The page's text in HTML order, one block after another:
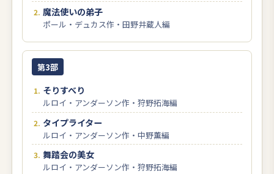
魔法使いの弟子
ポール・デュカス作・田野井蔵人編
第3部
そりすべり
ルロイ・アンダーソン作・狩野拓海編
タイプライター
ルロイ・アンダーソン作・中野薫編
舞踏会の美女
ルロイ・アンダーソン作・狩野拓海編